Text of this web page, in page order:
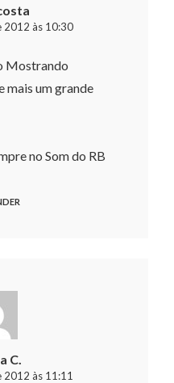
2012 às 10:30
Mostrando
mais um grande
no Som do RB
C.
2012 às 11:11